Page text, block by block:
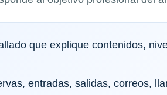
que explique contenidos,
entradas, salidas, correos,